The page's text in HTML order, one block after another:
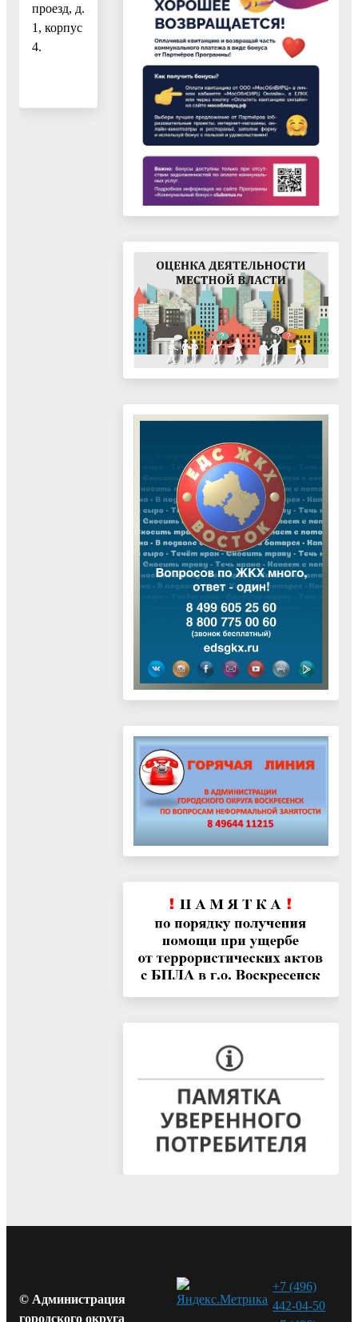
проезд, д.
1, корпус
4.
© Администрация
городского округа
+7 (496)
442-04-50